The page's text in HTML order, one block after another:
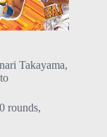
Takayama,
rounds,